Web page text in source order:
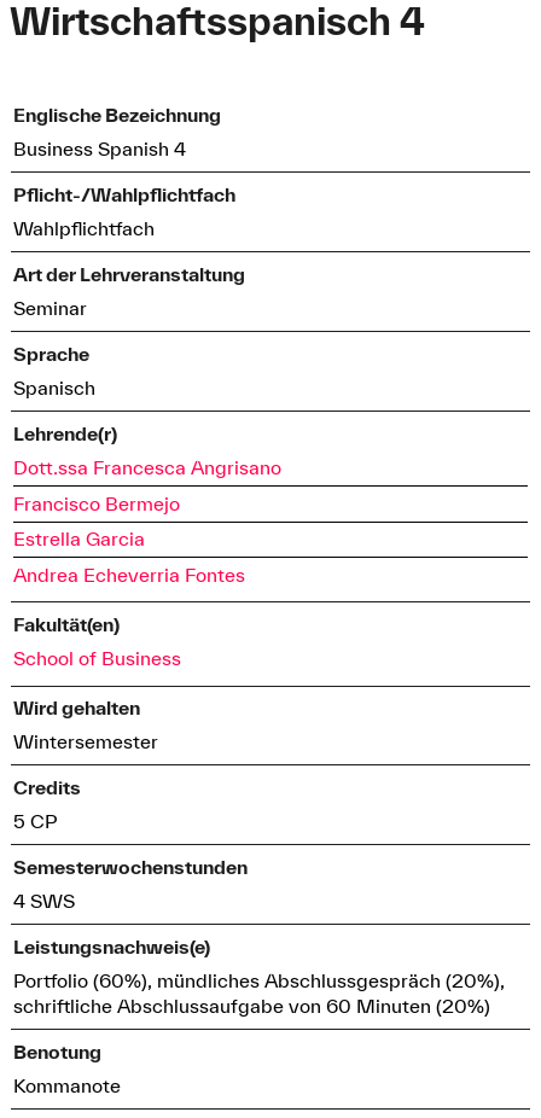
Wirtschaftsspanisch 4
Englische Bezeichnung
Business Spanish 4
Pflicht-/Wahlpflichtfach
Wahlpflichtfach
Art der Lehrveranstaltung
Seminar
Sprache
Spanisch
Lehrende(r)
Dott.ssa Francesca Angrisano
Francisco Bermejo
Estrella Garcia
Andrea Echeverria Fontes
Fakultät(en)
School of Business
Wird gehalten
Wintersemester
Credits
5 CP
Semesterwochenstunden
4 SWS
Leistungsnachweis(e)
Portfolio (60%), mündliches Abschlussgespräch (20%),
schriftliche Abschlussaufgabe von 60 Minuten (20%)
Benotung
Kommanote